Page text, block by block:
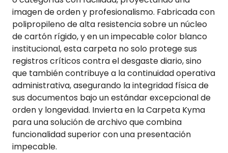
imagen de orden y profesionalismo. Fabricada con
polipropileno de alta resistencia sobre un núcleo
de cartón rígido, y en un impecable color blanco
institucional, esta carpeta no solo protege sus
registros críticos contra el desgaste diario, sino
que también contribuye a la continuidad operativa
administrativa, asegurando la integridad física de
sus documentos bajo un estándar excepcional de
orden y longevidad. Invierta en la Carpeta Kyma
para una solución de archivo que combina
funcionalidad superior con una presentación
impecable.